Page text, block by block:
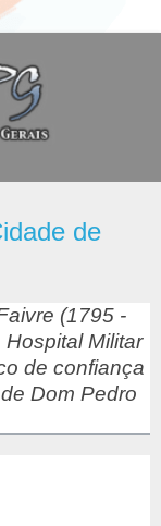
de
(1795 -
Militar
de confiança
Dom Pedro